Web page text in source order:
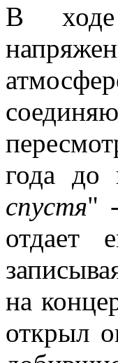
В ходе
года до
спустя"
отдает
на
открыл